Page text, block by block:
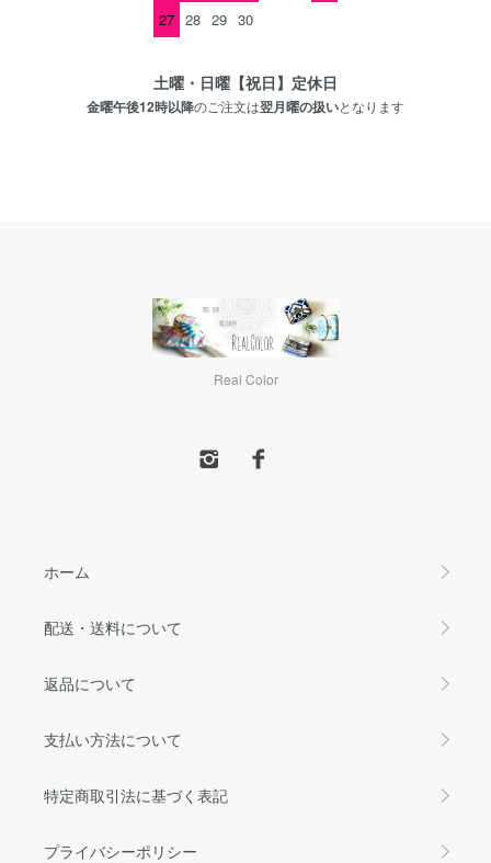
27 28 29 30
土曜・日曜【祝日】定休日
金曜午後12時以降のご注文は翌月曜の扱いとなります
Real Color
ホーム
配送・送料について
返品について
支払い方法について
特定商取引法に基づく表記
プライバシーポリシー